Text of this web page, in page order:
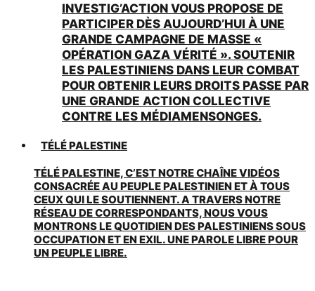
INVESTIG’ACTION VOUS PROPOSE DE
PARTICIPER DÈS AUJOURD’HUI À UNE
GRANDE CAMPAGNE DE MASSE «
OPÉRATION GAZA VÉRITÉ ». SOUTENIR
LES PALESTINIENS DANS LEUR COMBAT
POUR OBTENIR LEURS DROITS PASSE PAR
UNE GRANDE ACTION COLLECTIVE
CONTRE LES MÉDIAMENSONGES.
TÉLÉ PALESTINE
TÉLÉ PALESTINE, C’EST NOTRE CHAÎNE VIDÉOS
CONSACRÉE AU PEUPLE PALESTINIEN ET À TOUS
CEUX QUI LE SOUTIENNENT. A TRAVERS NOTRE
RÉSEAU DE CORRESPONDANTS, NOUS VOUS
MONTRONS LE QUOTIDIEN DES PALESTINIENS SOUS
OCCUPATION ET EN EXIL. UNE PAROLE LIBRE POUR
UN PEUPLE LIBRE.